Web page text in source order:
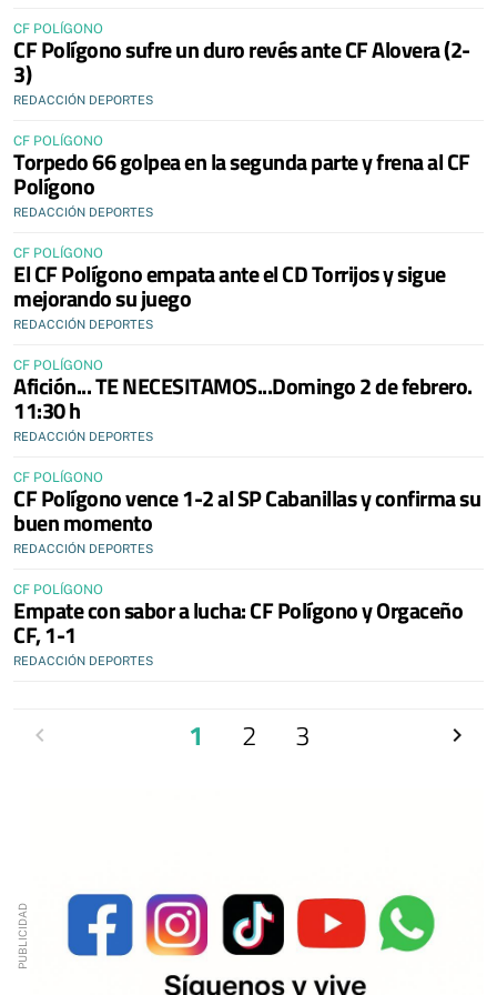
CF POLÍGONO
CF Polígono sufre un duro revés ante CF Alovera (2-
3)
REDACCIÓN DEPORTES
CF POLÍGONO
Torpedo 66 golpea en la segunda parte y frena al CF
Polígono
REDACCIÓN DEPORTES
CF POLÍGONO
El CF Polígono empata ante el CD Torrijos y sigue
mejorando su juego
REDACCIÓN DEPORTES
CF POLÍGONO
Afición... TE NECESITAMOS...Domingo 2 de febrero.
11:30 h
REDACCIÓN DEPORTES
CF POLÍGONO
CF Polígono vence 1-2 al SP Cabanillas y confirma su
buen momento
REDACCIÓN DEPORTES
CF POLÍGONO
Empate con sabor a lucha: CF Polígono y Orgaceño
CF, 1-1
REDACCIÓN DEPORTES
1 2 3